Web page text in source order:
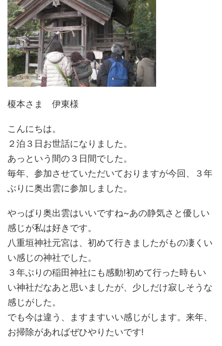
榎本さま 伊東様
こんにちは。
２泊３日お世話になりました。
あっという間の３日間でした。
毎年、参加させていただいておりますが今回、３年
ぶりに奥出雲に参加しました。
やっぱり奥出雲はいいですね~あの静気さと優しい
感じが私は好きです。
八重垣神社元宮は、初めて行きましたがもの凄くい
い感じの神社でした。
３年ぶりの稲田神社にも感動!初めて行った時もい
い神社だなあと思いましたが、少しだけ寂しそうな
感じがした。
でも今は違う、ますますいい感じがします。来年、
お掃除があればぜひやりたいです!